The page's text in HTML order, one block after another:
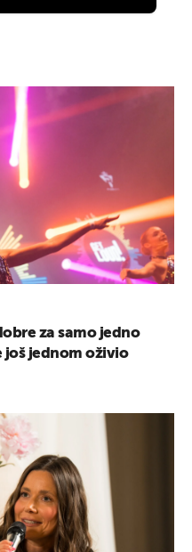
za samo jedno
još jednom oživio